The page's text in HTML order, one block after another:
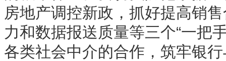
房地产调控新政，抓好提高销
力和数据报送质量等三个“一把
各类社会中介的合作，筑牢银